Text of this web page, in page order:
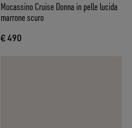
Mocassino Cruise Donna in pelle lucida
marrone scuro
€ 490